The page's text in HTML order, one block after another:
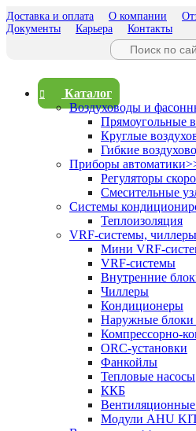
Доставка и оплата О компании
Документы
Карьера Контакты
Каталог
Воздуховоды и
Прямоугольные
Круглые
Гибкие
Приборы автоматики
Регуляторы
Смесительные
Системы
Теплоизоляция
VRF-системы,
Мини VRF-
VRF-системы
Внутренние
Чиллеры
Кондиционеры
Наружные блоки
Компрессорно-
ORC-установки
Фанкойлы
Тепловые насосы
ККБ
Вентиляционные
Модули AHU